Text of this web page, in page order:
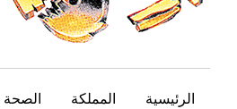
الرئيسية المملكة الصحة